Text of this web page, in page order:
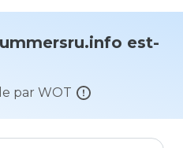
est-
par WOT